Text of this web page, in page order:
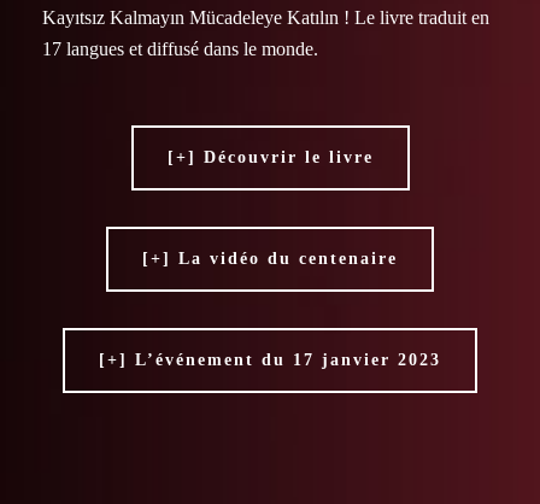
Kayıtsız Kalmayın Mücadeleye Katılın ! Le livre traduit en
17 langues et diffusé dans le monde.
[+] Découvrir le livre
[+] La vidéo du centenaire
[+] L’événement du 17 janvier 2023